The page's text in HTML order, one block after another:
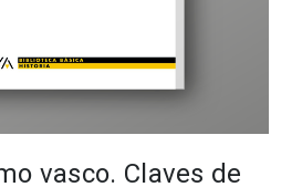
vasco. Claves de